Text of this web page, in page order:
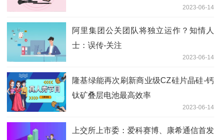
2023-06-14
阿里集团公关团队将独立运作？知情人
士：误传-关注
2023-06-14
隆基绿能再次刷新商业级CZ硅片晶硅-钙
钛矿叠层电池最高效率
2023-06-14
上交所上市委：爱科赛博、康希通信首发